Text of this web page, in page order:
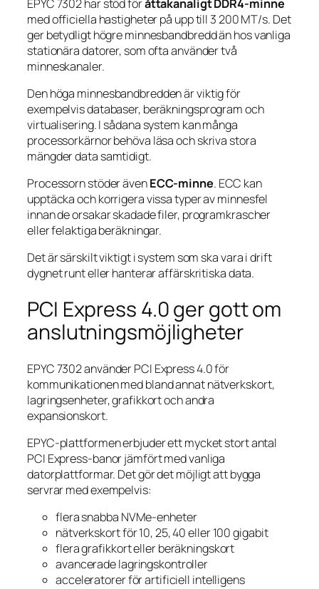
EPYC 7302 har stöd föråttakanaligt DDR4-minne
med officiella hastigheter på upp till 3 200 MT/s. Det
ger betydligt högre minnesbandbredd än hos vanliga
stationära datorer, som ofta använder två
minneskanaler.
Den höga minnesbandbredden är viktig för
exempelvis databaser, beräkningsprogram och
virtualisering. I sådana system kan många
processorkärnor behöva läsa och skriva stora
mängder data samtidigt.
Processorn stöder ävenECC-minne. ECC kan
upptäcka och korrigera vissa typer av minnesfel
innan de orsakar skadade filer, programkrascher
eller felaktiga beräkningar.
Det är särskilt viktigt i system som ska vara i drift
dygnet runt eller hanterar affärskritiska data.
PCI Express 4.0 ger gott om
anslutningsmöjligheter
EPYC 7302 använder PCI Express 4.0 för
kommunikationen med bland annat nätverkskort,
lagringsenheter, grafikkort och andra
expansionskort.
EPYC-plattformen erbjuder ett mycket stort antal
PCI Express-banor jämfört med vanliga
datorplattformar. Det gör det möjligt att bygga
servrar med exempelvis:
flera snabba NVMe-enheter
nätverkskort för 10, 25, 40 eller 100 gigabit
flera grafikkort eller beräkningskort
avancerade lagringskontroller
acceleratorer för artificiell intelligens